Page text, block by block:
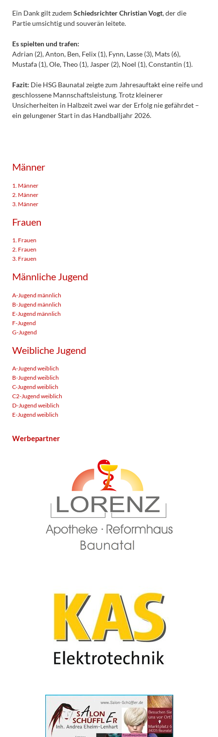
Ein Dank gilt zudem Schiedsrichter Christian Vogt, der die
Partie umsichtig und souverän leitete.
Es spielten und trafen:
Adrian (2), Anton, Ben, Felix (1), Fynn, Lasse (3), Mats (6),
Mustafa (1), Ole, Theo (1), Jasper (2), Noel (1), Constantin (1).
Fazit: Die HSG Baunatal zeigte zum Jahresauftakt eine reife und
geschlossene Mannschaftsleistung. Trotz kleinerer
Unsicherheiten in Halbzeit zwei war der Erfolg nie gefährdet –
ein gelungener Start in das Handballjahr 2026.
Männer
1. Männer
2. Männer
3. Männer
Frauen
1. Frauen
2. Frauen
3. Frauen
Männliche Jugend
A-Jugend männlich
B-Jugend männlich
E-Jugend männlich
F-Jugend
G-Jugend
Weibliche Jugend
A-Jugend weiblich
B-Jugend weiblich
C-Jugend weiblich
C2-Jugend weiblich
D-Jugend weiblich
E-Jugend weiblich
Werbepartner